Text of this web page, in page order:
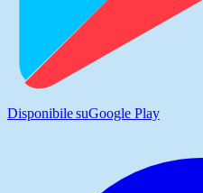
Disponibile suGoogle Play